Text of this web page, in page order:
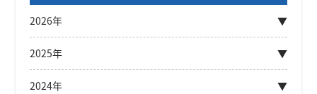
2026年
2025年
2024年